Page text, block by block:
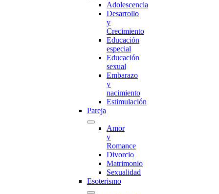
Adolescencia
Desarrollo
y
Crecimiento
Educación
especial
Educación
sexual
Embarazo
y
nacimiento
Estimulación
Pareja
Amor
y
Romance
Divorcio
Matrimonio
Sexualidad
Esoterismo